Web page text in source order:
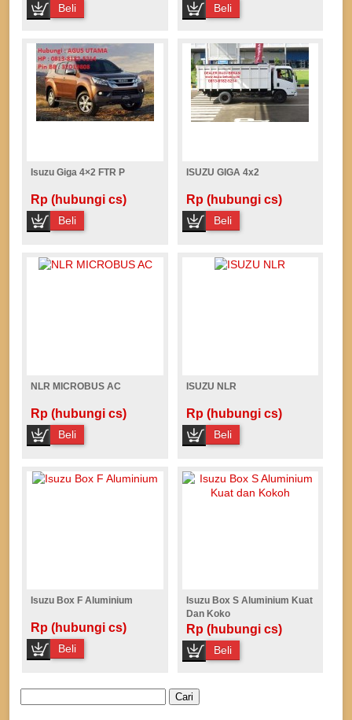
Beli Beli
Isuzu Giga 4×2 FTR P
Rp (hubungi cs)
Beli
ISUZU GIGA 4x2
Rp (hubungi cs)
Beli
NLR MICROBUS AC
Rp (hubungi cs)
Beli
ISUZU NLR
Rp (hubungi cs)
Beli
Isuzu Box F Aluminium
Rp (hubungi cs)
Beli
Isuzu Box S Aluminium Kuat
Dan Koko
Rp (hubungi cs)
Beli
untuk: